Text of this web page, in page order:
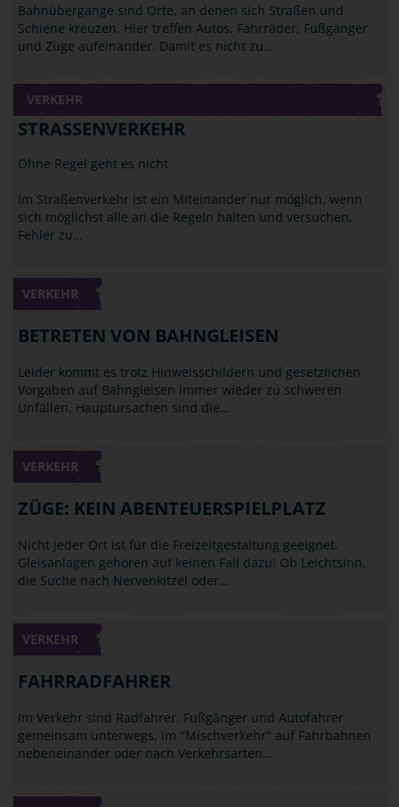
Bahnübergänge sind Orte, an denen sich Straßen und
Schiene kreuzen. Hier treffen Autos, Fahrräder, Fußgänger
und Züge aufeinander. Damit es nicht zu…
VERKEHR
STRASSENVERKEHR
Ohne Regel geht es nicht
Im Straßenverkehr ist ein Miteinander nur möglich, wenn
sich möglichst alle an die Regeln halten und versuchen,
Fehler zu…
VERKEHR
BETRETEN VON BAHNGLEISEN
Leider kommt es trotz Hinweisschildern und gesetzlichen
Vorgaben auf Bahngleisen immer wieder zu schweren
Unfällen. Hauptursachen sind die…
VERKEHR
ZÜGE: KEIN ABENTEUERSPIELPLATZ
Nicht jeder Ort ist für die Freizeitgestaltung geeignet.
Gleisanlagen gehören auf keinen Fall dazu! Ob Leichtsinn,
die Suche nach Nervenkitzel oder…
VERKEHR
FAHRRADFAHRER
Im Verkehr sind Radfahrer, Fußgänger und Autofahrer
gemeinsam unterwegs, im "Mischverkehr" auf Fahrbahnen
nebeneinander oder nach Verkehrsarten…